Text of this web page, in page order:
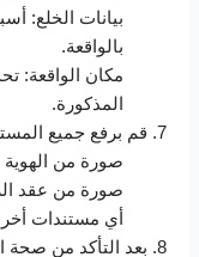
بيانات الخلع:
بالواقعة.
مكان الواقعة:
المذكورة.
قم برفع جميع
صورة من الهوية
صورة من عقد
أي مستندات
بعد التأكد من صحة